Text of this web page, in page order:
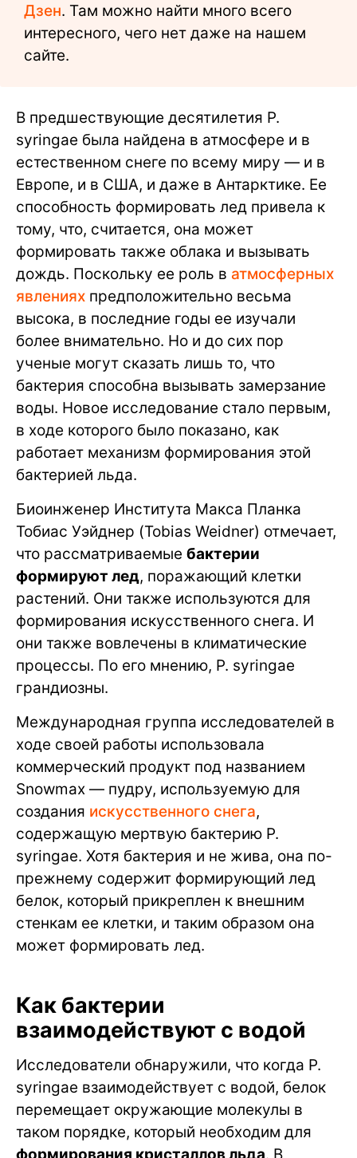
Дзен. Там можно найти много всего
интересного, чего нет даже на нашем
сайте.
В предшествующие десятилетия P.
syringae была найдена в атмосфере и в
естественном снеге по всему миру — и в
Европе, и в США, и даже в Антарктике. Ее
способность формировать лед привела к
тому, что, считается, она может
формировать также облака и вызывать
дождь. Поскольку ее роль в атмосферных
явлениях предположительно весьма
высока, в последние годы ее изучали
более внимательно. Но и до сих пор
ученые могут сказать лишь то, что
бактерия способна вызывать замерзание
воды. Новое исследование стало первым,
в ходе которого было показано, как
работает механизм формирования этой
бактерией льда.
Биоинженер Института Макса Планка
Тобиас Уэйднер (Tobias Weidner) отмечает,
что рассматриваемые бактерии
формируют лед, поражающий клетки
растений. Они также используются для
формирования искусственного снега. И
они также вовлечены в климатические
процессы. По его мнению, P. syringae
грандиозны.
Международная группа исследователей в
ходе своей работы использовала
коммерческий продукт под названием
Snowmax — пудру, используемую для
создания искусственного снега,
содержащую мертвую бактерию P.
syringae. Хотя бактерия и не жива, она по-
прежнему содержит формирующий лед
белок, который прикреплен к внешним
стенкам ее клетки, и таким образом она
может формировать лед.
Как бактерии
взаимодействуют с водой
Исследователи обнаружили, что когда P.
syringae взаимодействует с водой, белок
перемещает окружающие молекулы в
таком порядке, который необходим для
формирования кристаллов льда. В